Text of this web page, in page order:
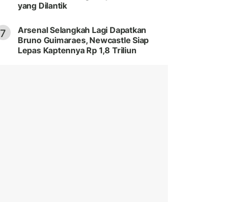
yang Dilantik
7
Arsenal Selangkah Lagi Dapatkan
Bruno Guimaraes, Newcastle Siap
Lepas Kaptennya Rp 1,8 Triliun